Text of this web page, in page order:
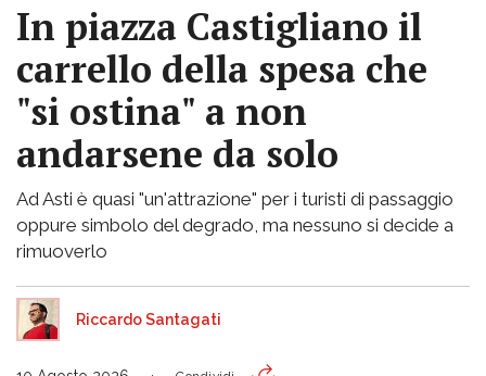
In piazza Castigliano il
carrello della spesa che
"si ostina" a non
andarsene da solo
Ad Asti è quasi "un'attrazione" per i turisti di passaggio
oppure simbolo del degrado, ma nessuno si decide a
rimuoverlo
Riccardo Santagati